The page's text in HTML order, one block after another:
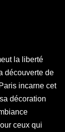
la liberté
découverte de
incarne cet
décoration
ceux qui